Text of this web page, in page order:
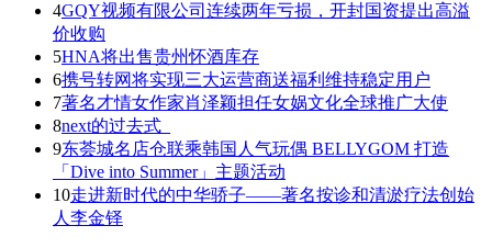
4GQY视频有限公司连续两年亏损，开封国资提出高溢
价收购
5HNA将出售贵州怀酒库存
6携号转网将实现三大运营商送福利维持稳定用户
7著名才情女作家肖泽颖担任女娲文化全球推广大使
8next的过去式_
9东荟城名店仓联乘韩国人气玩偶 BELLYGOM 打造
「Dive into Summer」主题活动
10走进新时代的中华骄子——著名按诊和清淤疗法创始
人李金铎